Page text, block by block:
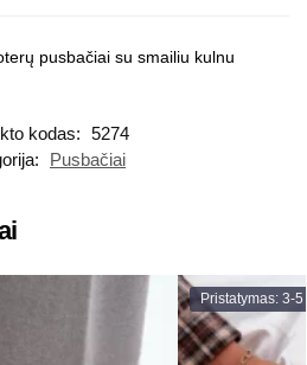
pusbačiai su smailiu kulnu
kodas: 5274
Pusbačiai
Pristatymas: 3-